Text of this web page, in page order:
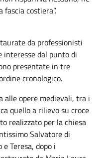
costiera”.
da professionisti
interesse dal punto di
presentate in tre
cronologico.
alle opere medievali, tra i
quello a rilievo su croce
realizzato per la chiesa
Salvatore di
Teresa, dopo i